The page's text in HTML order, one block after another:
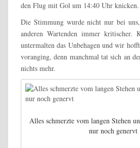
den Flug mit Gol um 14:40 Uhr knicken.
Die Stimmung wurde nicht nur bei
anderen Wartenden immer kritischer.
untermalten das Unbehagen und wir
voranging, denn manchmal tat sich an
nichts mehr.
Alles schmerzte vom langen Stehen
nur noch genervt